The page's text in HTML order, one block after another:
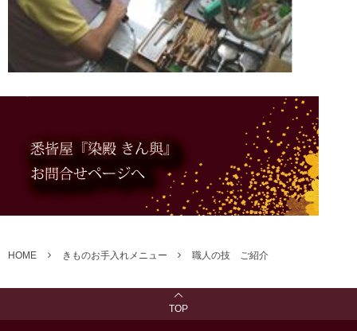
HOME きものお手入れメニュー 職人の技 ご紹介
TOP